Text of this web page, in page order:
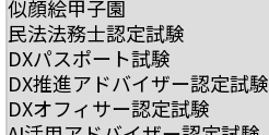
似顔絵甲子園
民法法務士認定試験
DXパスポート試験
DX推進アドバイザー認定試験
DXオフィサー認定試験